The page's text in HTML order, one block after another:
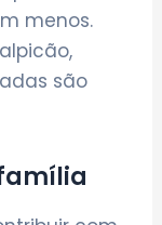
menos.
são